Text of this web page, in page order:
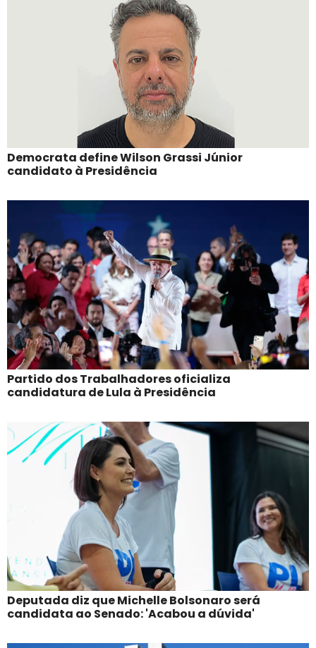
Democrata define Wilson Grassi Júnior
candidato à Presidência
Partido dos Trabalhadores oficializa
candidatura de Lula à Presidência
Deputada diz que Michelle Bolsonaro será
candidata ao Senado: 'Acabou a dúvida'